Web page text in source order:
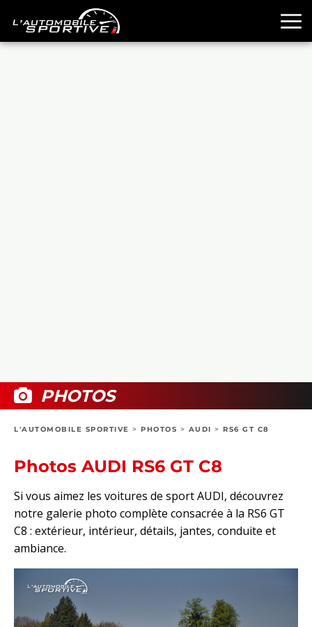
BOUTIQUE
PHOTOS
L'AUTOMOBILE SPORTIVE > PHOTOS > AUDI > RS6 GT C8
Photos AUDI RS6 GT C8
Si vous aimez les voitures de sport AUDI, découvrez
notre galerie photo complète consacrée à la RS6 GT
C8 : extérieur, intérieur, détails, jantes, conduite et
ambiance.